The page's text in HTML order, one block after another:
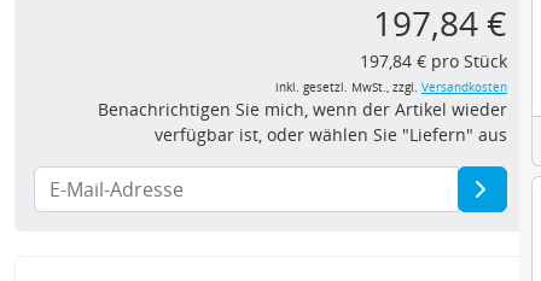
197,84 €
197,84 € pro Stück
inkl. gesetzl. MwSt., zzgl. Versandkosten
Benachrichtigen Sie mich, wenn der Artikel wieder
verfügbar ist, oder wählen Sie "Liefern" aus